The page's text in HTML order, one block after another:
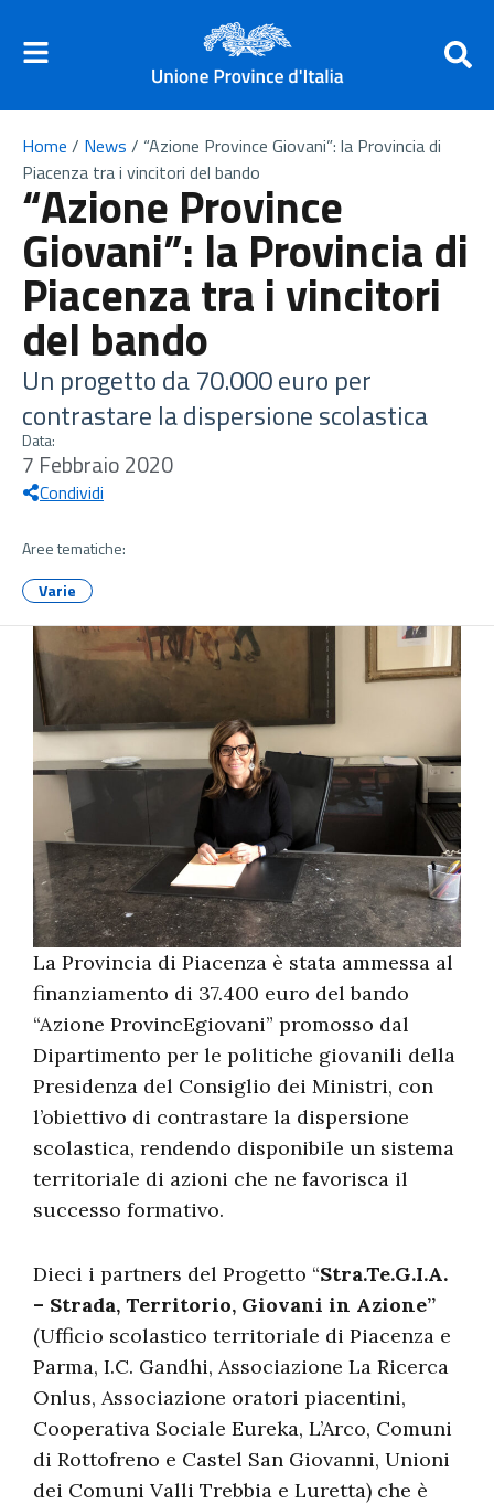
Home / News / “Azione Province Giovani”: la Provincia di
Piacenza tra i vincitori del bando
“Azione Province
Giovani”: la Provincia di
Piacenza tra i vincitori
del bando
Un progetto da 70.000 euro per
contrastare la dispersione scolastica
Data:
7 Febbraio 2020
Condividi
Aree tematiche:
Varie
La Provincia di Piacenza è stata ammessa al
finanziamento di 37.400 euro del bando
“Azione ProvincEgiovani” promosso dal
Dipartimento per le politiche giovanili della
Presidenza del Consiglio dei Ministri, con
l’obiettivo di contrastare la dispersione
scolastica, rendendo disponibile un sistema
territoriale di azioni che ne favorisca il
successo formativo.
Dieci i partners del Progetto “Stra.Te.G.I.A.
– Strada, Territorio, Giovani in Azione”
(Ufficio scolastico territoriale di Piacenza e
Parma, I.C. Gandhi, Associazione La Ricerca
Onlus, Associazione oratori piacentini,
Cooperativa Sociale Eureka, L’Arco, Comuni
di Rottofreno e Castel San Giovanni, Unioni
dei Comuni Valli Trebbia e Luretta) che è